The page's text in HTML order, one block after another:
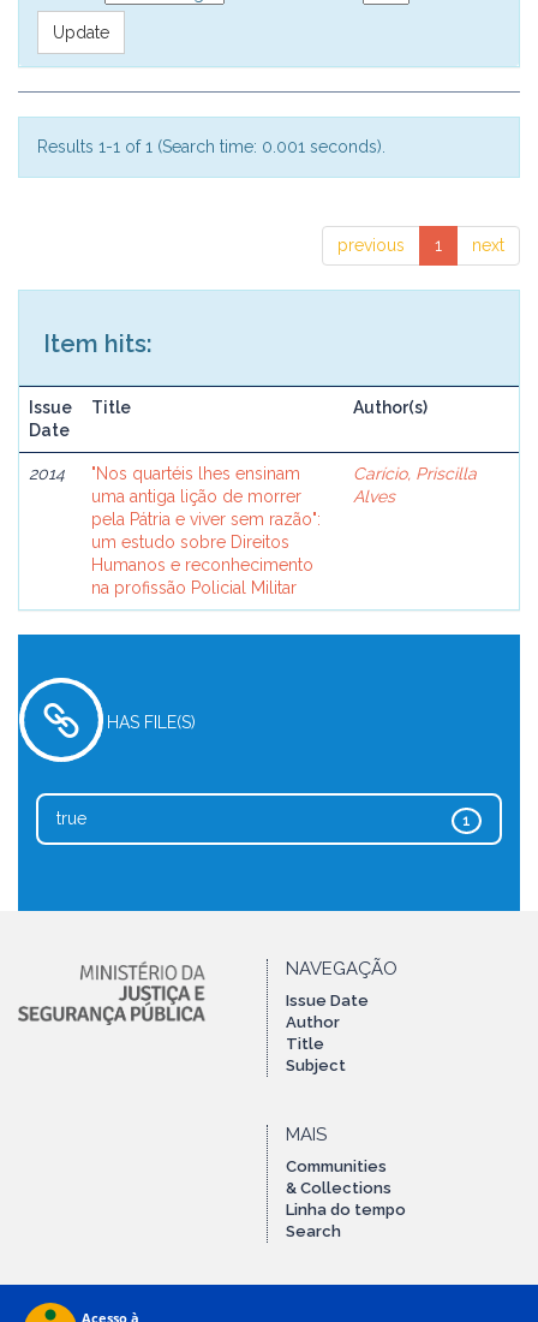
Results 1-1 of 1 (Search time: 0.001 seconds).
previous 1 next
Item hits:
Issue
Date
Title Author(s)
2014
"Nos quartéis lhes ensinam
uma antiga lição de morrer
pela Pátria e viver sem razão":
um estudo sobre Direitos
Humanos e reconhecimento
na profissão Policial Militar
Carício, Priscilla
Alves
HAS FILE(S)
1
true
NAVEGAÇÃO
Issue Date
Author
Title
Subject
MAIS
Communities
& Collections
Linha do tempo
Search